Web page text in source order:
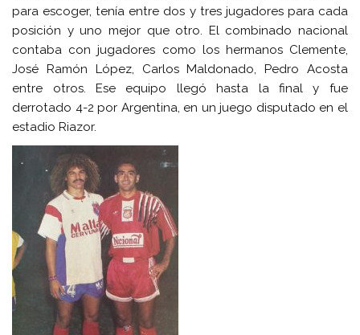
para escoger, tenía entre dos y tres jugadores para cada
posición y uno mejor que otro. El combinado nacional
contaba con jugadores como los hermanos Clemente,
José Ramón López, Carlos Maldonado, Pedro Acosta
entre otros. Ese equipo llegó hasta la final y fue
derrotado 4-2 por Argentina, en un juego disputado en el
estadio Riazor.